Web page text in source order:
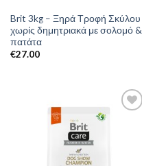
Brit 3kg – Ξηρά Τροφή Σκύλου
χωρίς δημητριακά με σολομό &
πατάτα
€27.00